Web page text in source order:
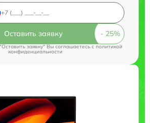
Оставить заявку
заявку" Вы соглашаетесь cполитикой
конфиденциальности